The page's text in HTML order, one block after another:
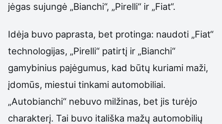
jėgas sujungė „Bianchi“, „Pirelli“ ir „Fiat“.
Idėja buvo paprasta, bet protinga: naudoti „Fiat“
technologijas, „Pirelli“ patirtį ir „Bianchi“
gamybinius pajėgumus, kad būtų kuriami maži,
įdomūs, miestui tinkami automobiliai.
„Autobianchi“ nebuvo milžinas, bet jis turėjo
charakterį. Tai buvo itališka mažų automobilių